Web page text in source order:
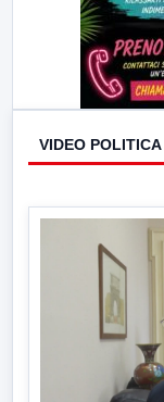
VIDEO POLITICA